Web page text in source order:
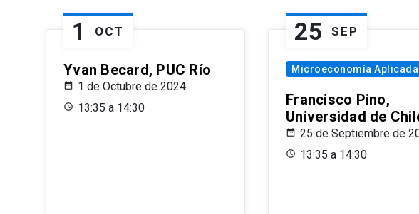
1 OCT
Yvan Becard, PUC Río
1 de Octubre de 2024
13:35 a 14:30
25 SEP
Microeconomía Aplicada
Francisco Pino,
Universidad de
25 de Septiembre de
13:35 a 14:30